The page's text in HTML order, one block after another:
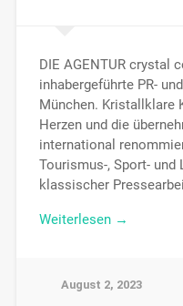
DIE AGENTUR crystal
inhabergeführte PR-
München. Kristallklare
Herzen und die
international
Tourismus-, Sport-
klassischer
Weiterlesen →
August 2, 2023